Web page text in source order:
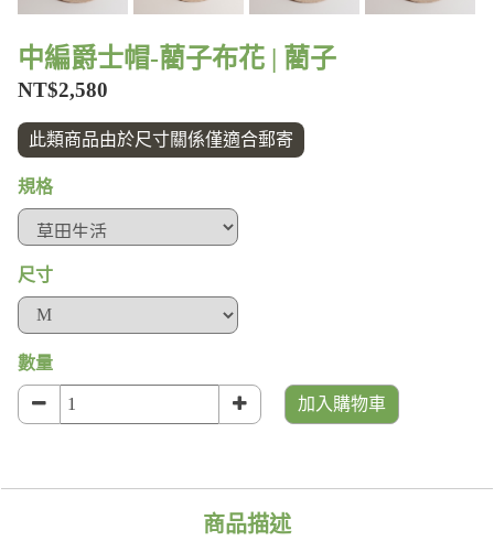
中編爵士帽-藺子布花 | 藺子
NT$2,580
此類商品由於尺寸關係僅適合郵寄
規格
尺寸
數量
加入購物車
商品描述